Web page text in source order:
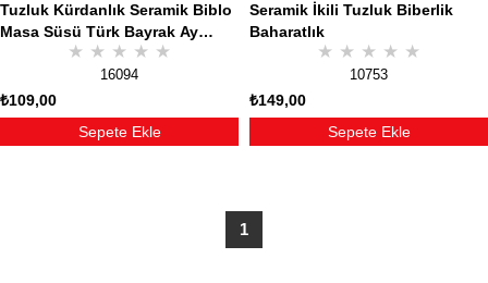
Tuzluk Kürdanlık Seramik Biblo
Masa Süsü Türk Bayrak Ay
Yıldız hediye
★ ★ ★ ★ ★
16094
₺109,00
Sepete Ekle
Seramik İkili Tuzluk Biberlik
Baharatlık
★ ★ ★ ★ ★
10753
₺149,00
Sepete Ekle
1